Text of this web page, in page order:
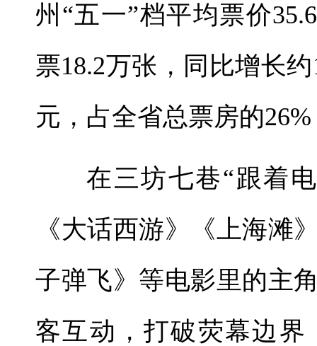
州“五一”档平均票价
票18.2万张，同比增长
元，占全省总票房的
在三坊七巷“跟着
《大话西游》《上海滩
子弹飞》等电影里的主
客互动，打破荧幕边